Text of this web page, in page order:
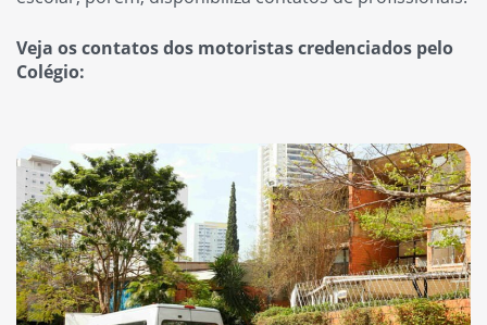
Veja os contatos dos motoristas credenciados pelo
Colégio: